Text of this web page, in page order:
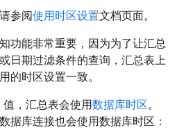
参阅使用时区设置文档页面。
功能非常重要，因为为了让汇总
日期过滤条件的查询，汇总表上
的时区设置一致。
值，汇总表会使用数据库时区。
据库连接也会使用数据库时区：